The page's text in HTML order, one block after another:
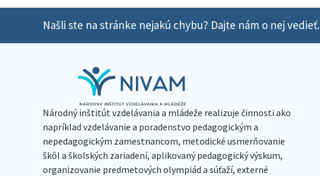
Našli ste na stránke nejakú chybu? Dajte nám o nej vedieť.
Národný inštitút vzdelávania a mládeže realizuje činnosti ako
napríklad vzdelávanie a poradenstvo pedagogickým a
nepedagogickým zamestnancom, metodické usmerňovanie
škôl a školských zariadení, aplikovaný pedagogický výskum,
organizovanie predmetových olympiád a súťaží, externé